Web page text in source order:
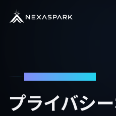
サービス
プロジェクト
プライバシ